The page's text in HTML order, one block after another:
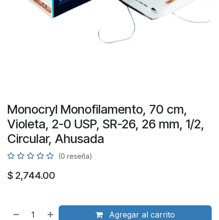
Monocryl Monofilamento, 70 cm,
Violeta, 2-0 USP, SR-26, 26 mm, 1/2,
Circular, Ahusada
(0 reseña)
$ 2,744.00
Agregar al carrito